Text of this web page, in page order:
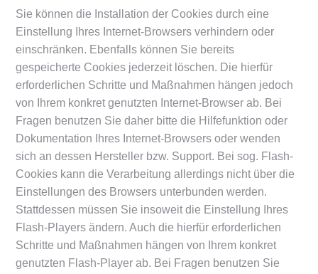
Sie können die Installation der Cookies durch eine
Einstellung Ihres Internet-Browsers verhindern oder
einschränken. Ebenfalls können Sie bereits
gespeicherte Cookies jederzeit löschen. Die hierfür
erforderlichen Schritte und Maßnahmen hängen jedoch
von Ihrem konkret genutzten Internet-Browser ab. Bei
Fragen benutzen Sie daher bitte die Hilfefunktion oder
Dokumentation Ihres Internet-Browsers oder wenden
sich an dessen Hersteller bzw. Support. Bei sog. Flash-
Cookies kann die Verarbeitung allerdings nicht über die
Einstellungen des Browsers unterbunden werden.
Stattdessen müssen Sie insoweit die Einstellung Ihres
Flash-Players ändern. Auch die hierfür erforderlichen
Schritte und Maßnahmen hängen von Ihrem konkret
genutzten Flash-Player ab. Bei Fragen benutzen Sie